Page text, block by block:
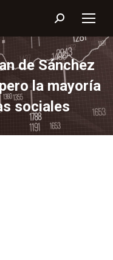
Buscar:
de Sánchez
la mayoría
sociales